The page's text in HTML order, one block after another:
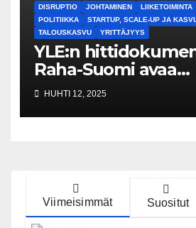
DISRUPTIO JOHTAMINEN LIIKETOIMINTA
POLITIIKKA
STARTUP, SCALE-UP JA
TALOUSKASVU
YRITTÄJYYS
YLE:n
Raha-Suomi avaa
menestyksen
lähihistorian
käänteet
HUHTI 12, 2025
Viimeisimmät Suositut